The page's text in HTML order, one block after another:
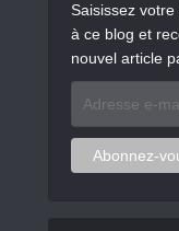
Saisissez
à ce blog et
nouvel article
mail
Abonnez-